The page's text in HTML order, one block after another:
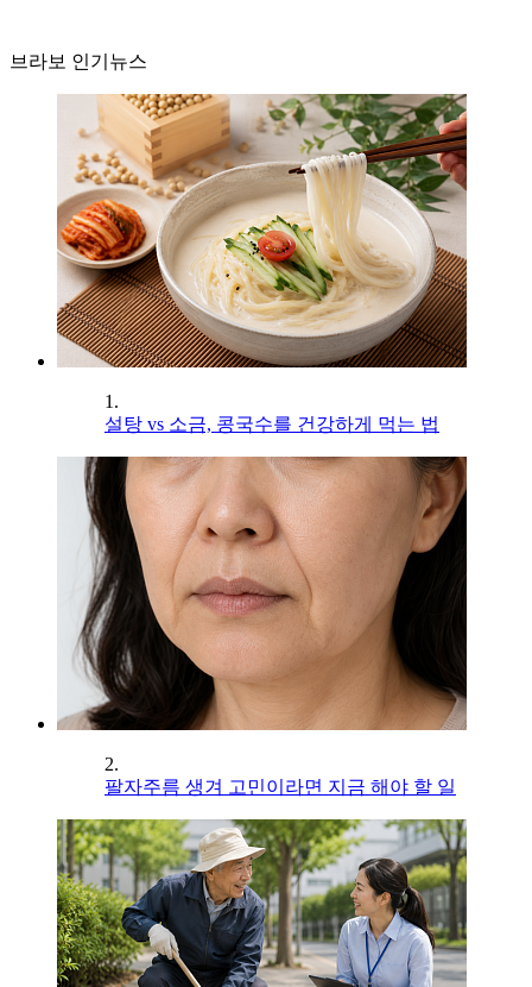
브라보 인기뉴스
1.
설탕 vs 소금, 콩국수를 건강하게 먹는 법
2.
팔자주름 생겨 고민이라면 지금 해야 할 일